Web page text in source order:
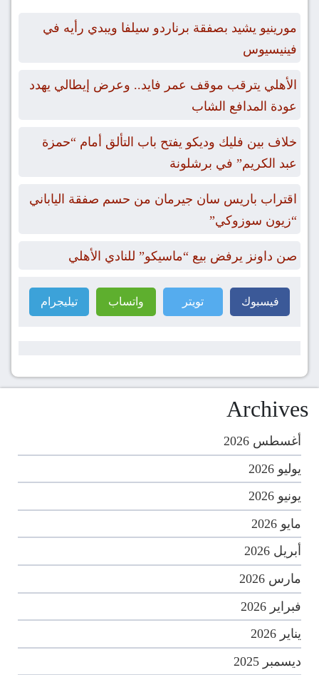
مورينيو يشيد بصفقة برناردو سيلفا ويبدي رأيه في
فينيسيوس
الأهلي يترقب موقف عمر فايد.. وعرض إيطالي يهدد
عودة المدافع الشاب
خلاف بين فليك وديكو يفتح باب التألق أمام “حمزة
عبد الكريم” في برشلونة
اقتراب باريس سان جيرمان من حسم صفقة الياباني
“زيون سوزوكي”
صن داونز يرفض بيع “ماسيكو” للنادي الأهلي
فيسبوك تويتر واتساب تيليجرام
Archives
أغسطس 2026
يوليو 2026
يونيو 2026
مايو 2026
أبريل 2026
مارس 2026
فبراير 2026
يناير 2026
ديسمبر 2025